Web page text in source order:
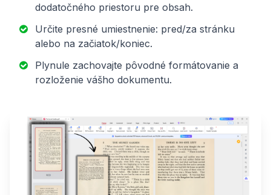
dodatočného priestoru pre obsah.
Určite presné umiestnenie: pred/za stránku
alebo na začiatok/koniec.
Plynule zachovajte pôvodné formátovanie a
rozloženie vášho dokumentu.